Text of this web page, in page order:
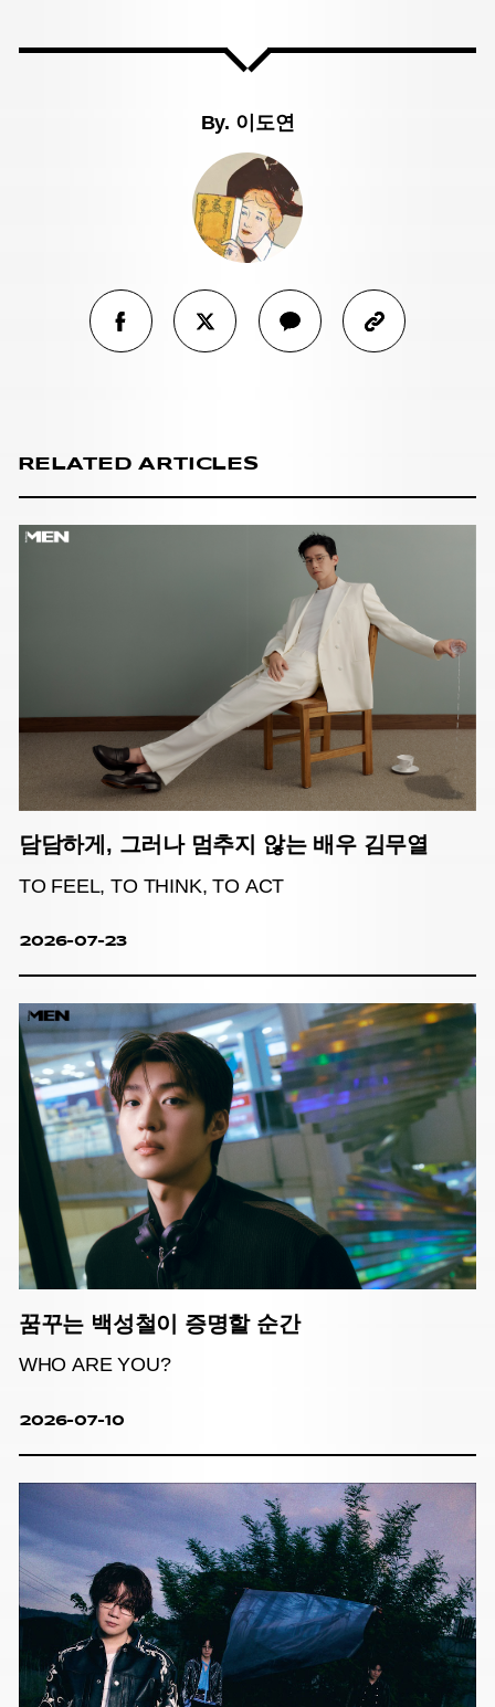
By. 이도연
RELATED ARTICLES
담담하게, 그러나 멈추지 않는 배우 김무열
TO FEEL, TO THINK, TO ACT
2026-07-23
꿈꾸는 백성철이 증명할 순간
WHO ARE YOU?
2026-07-10